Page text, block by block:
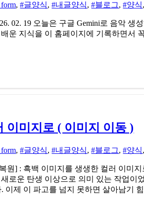
,#글양식,#내글양식,#블로그,#양식
02. 19 오늘은 구글 Gemini로 음악
운 지식을 이 홈페이지에 기록하면서
이미지로 ( 이미지 이동 )
,#글양식,#내글양식,#블로그,#양식
] : 흑백 이미지를 생생한 컬러 이미지
로운 탄생 이상으로 의미 있는 작업
제 이 파고를 넘지 못하면 살아남기